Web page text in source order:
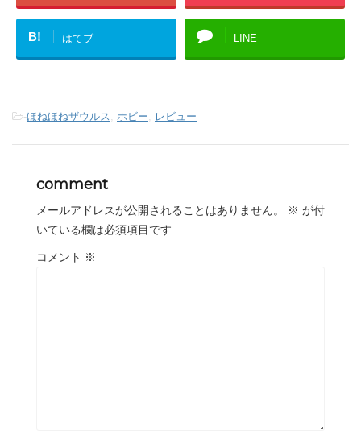
B! はてブ LINE
-ほねほねザウルス, ホビー, レビュー
comment
メールアドレスが公開されることはありません。 ※ が付
いている欄は必須項目です
コメント ※